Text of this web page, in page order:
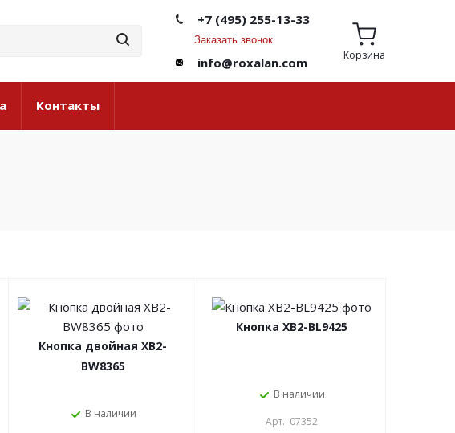
+7 (495) 255-13-33
Заказать звонок
info@roxalan.com Корзина
Контакты
Кнопка двойная XB2-
BW8365
В наличии
Кнопка XB2-BL9425
В наличии
Арт.: 07352